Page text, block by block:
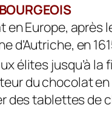
en Europe,
d’Autriche, en
élites jusqu’à la
du chocolat
des tablettes de